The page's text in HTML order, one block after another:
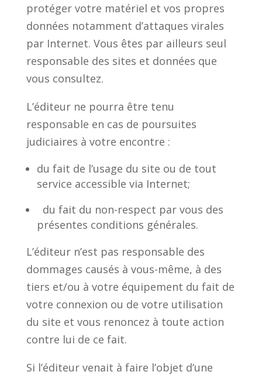
protéger votre matériel et vos propres
données notamment d’attaques virales
par Internet. Vous êtes par ailleurs seul
responsable des sites et données que
vous consultez.
L’éditeur ne pourra être tenu
responsable en cas de poursuites
judiciaires à votre encontre :
du fait de l’usage du site ou de tout
service accessible via Internet;
du fait du non-respect par vous des
présentes conditions générales.
L’éditeur n’est pas responsable des
dommages causés à vous-même, à des
tiers et/ou à votre équipement du fait de
votre connexion ou de votre utilisation
du site et vous renoncez à toute action
contre lui de ce fait.
Si l’éditeur venait à faire l’objet d’une